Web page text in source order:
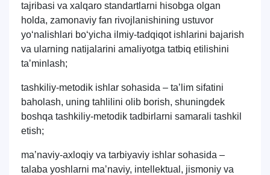
tajribasi va xalqaro standartlarni hisobga olgan
holda, zamonaviy fan rivojlanishining ustuvor
yo‘nalishlari bo‘yicha ilmiy-tadqiqot ishlarini bajarish
va ularning natijalarini amaliyotga tatbiq etilishini
taʼminlash;
tashkiliy-metodik ishlar sohasida – taʼlim sifatini
baholash, uning tahlilini olib borish, shuningdek
boshqa tashkiliy-metodik tadbirlarni samarali tashkil
etish;
maʼnaviy-axloqiy va tarbiyaviy ishlar sohasida –
talaba yoshlarni maʼnaviy, intellektual, jismoniy va